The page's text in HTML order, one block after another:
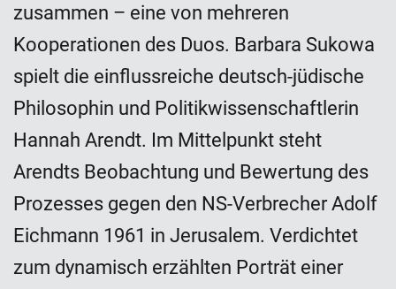
zusammen – eine von mehreren
Kooperationen des Duos. Barbara Sukowa
spielt die einflussreiche deutsch-jüdische
Philosophin und Politikwissenschaftlerin
Hannah Arendt. Im Mittelpunkt steht
Arendts Beobachtung und Bewertung des
Prozesses gegen den NS-Verbrecher Adolf
Eichmann 1961 in Jerusalem. Verdichtet
zum dynamisch erzählten Porträt einer